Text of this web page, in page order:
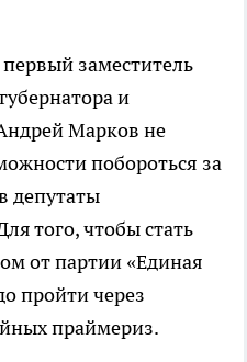
заместитель
и
Марков не
побороться за
депутаты
того, чтобы стать
от партии «Единая
пройти через
праймериз.